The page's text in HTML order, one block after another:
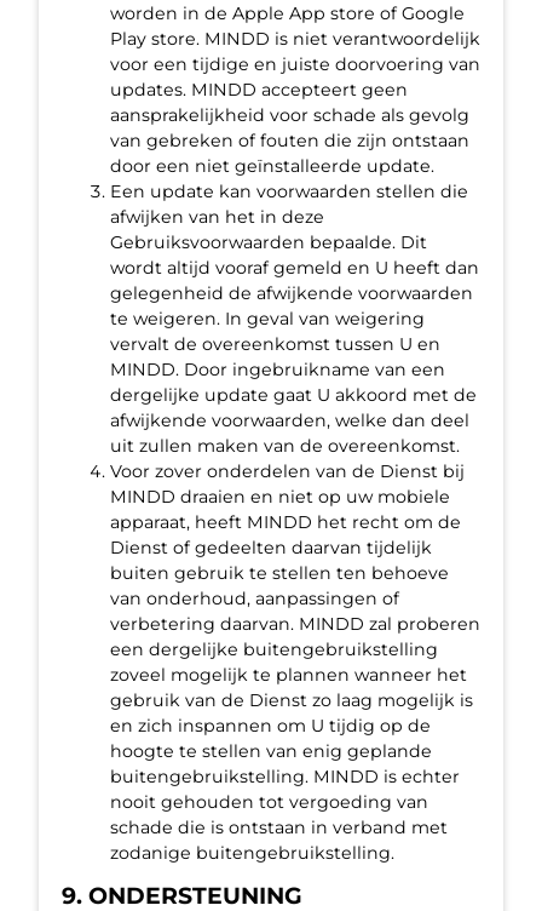
worden in de Apple App store of Google
Play store. MINDD is niet verantwoordelijk
voor een tijdige en juiste doorvoering van
updates. MINDD accepteert geen
aansprakelijkheid voor schade als gevolg
van gebreken of fouten die zijn ontstaan
door een niet geïnstalleerde update.
Een update kan voorwaarden stellen die
afwijken van het in deze
Gebruiksvoorwaarden bepaalde. Dit
wordt altijd vooraf gemeld en U heeft dan
gelegenheid de afwijkende voorwaarden
te weigeren. In geval van weigering
vervalt de overeenkomst tussen U en
MINDD. Door ingebruikname van een
dergelijke update gaat U akkoord met de
afwijkende voorwaarden, welke dan deel
uit zullen maken van de overeenkomst.
Voor zover onderdelen van de Dienst bij
MINDD draaien en niet op uw mobiele
apparaat, heeft MINDD het recht om de
Dienst of gedeelten daarvan tijdelijk
buiten gebruik te stellen ten behoeve
van onderhoud, aanpassingen of
verbetering daarvan. MINDD zal proberen
een dergelijke buitengebruikstelling
zoveel mogelijk te plannen wanneer het
gebruik van de Dienst zo laag mogelijk is
en zich inspannen om U tijdig op de
hoogte te stellen van enig geplande
buitengebruikstelling. MINDD is echter
nooit gehouden tot vergoeding van
schade die is ontstaan in verband met
zodanige buitengebruikstelling.
9. ONDERSTEUNING